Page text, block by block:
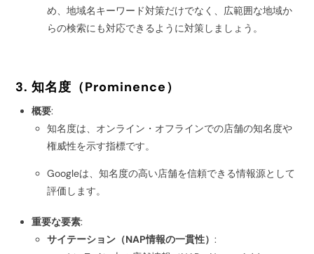
め、地域名キーワード対策だけでなく、広範囲な地域か
らの検索にも対応できるように対策しましょう。
3. 知名度（Prominence）
概要:
知名度は、オンライン・オフラインでの店舗の知名度や
権威性を示す指標です。
Googleは、知名度の高い店舗を信頼できる情報源として
評価します。
重要な要素:
サイテーション（NAP情報の一貫性）: